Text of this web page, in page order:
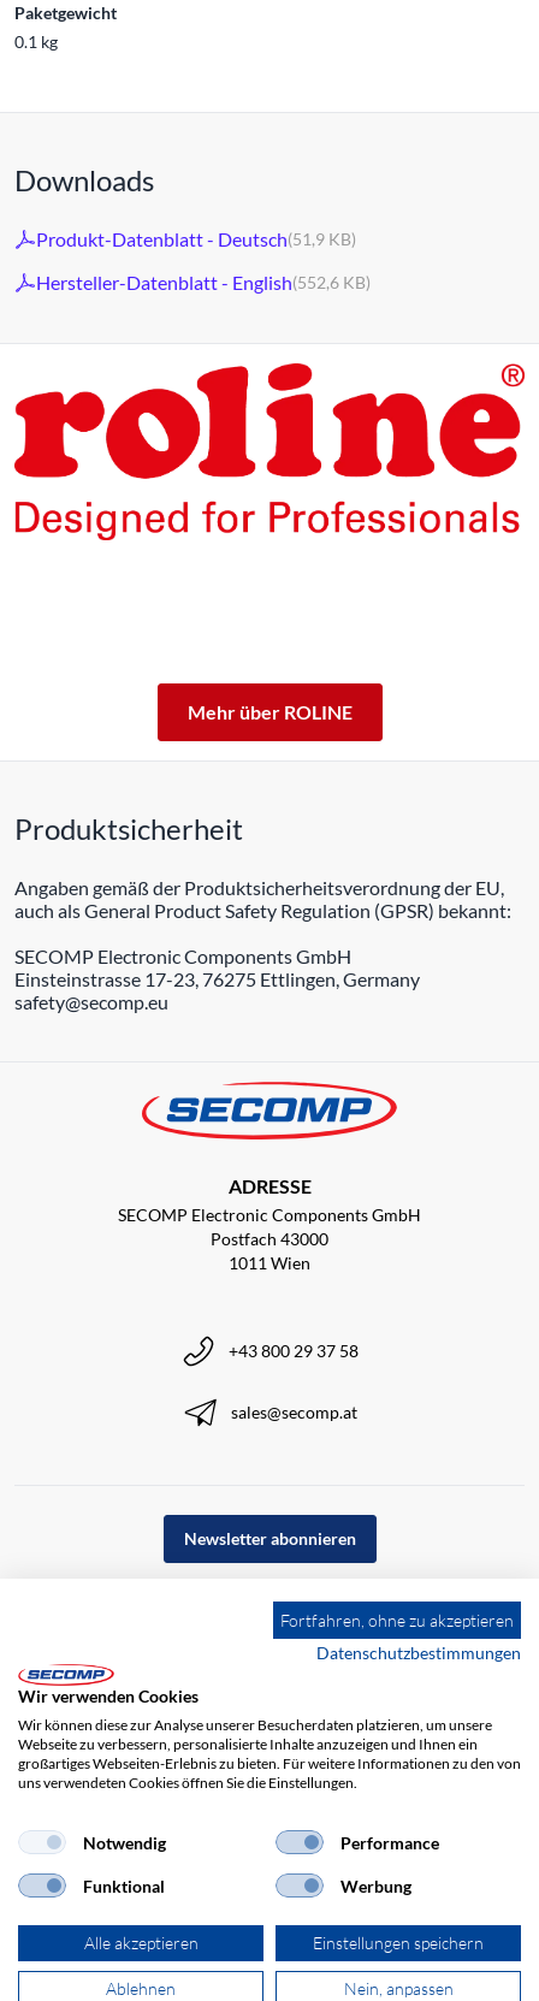
Paketgewicht
0.1 kg
Downloads
Produkt-Datenblatt - Deutsch(51,9 KB)
Hersteller-Datenblatt - English(552,6 KB)
Mehr über ROLINE
Produktsicherheit
Angaben gemäß der Produktsicherheitsverordnung der EU,
auch als General Product Safety Regulation (GPSR) bekannt:
SECOMP Electronic Components GmbH
Einsteinstrasse 17-23, 76275 Ettlingen, Germany
safety@secomp.eu
ADRESSE
SECOMP Electronic Components GmbH
Postfach 43000
1011 Wien
+43 800 29 37 58
sales@secomp.at
Newsletter abonnieren
Impressum AGB Haftungsausschluss Datenschutz
© 2026 SECOMP Electronic Components GmbH. Alle Rechte vorbehalten.
Fortfahren, ohne zu akzeptieren
Datenschutzbestimmungen
Wir verwenden Cookies
Wir können diese zur Analyse unserer Besucherdaten platzieren, um unsere
Webseite zu verbessern, personalisierte Inhalte anzuzeigen und Ihnen ein
großartiges Webseiten-Erlebnis zu bieten. Für weitere Informationen zu den von
uns verwendeten Cookies öffnen Sie die Einstellungen.
Notwendig Performance
Funktional Werbung
Alle akzeptieren Einstellungen speichern
Ablehnen Nein, anpassen